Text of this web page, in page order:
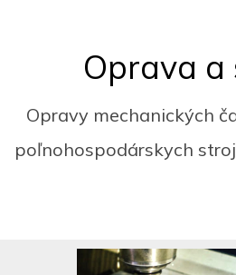
Oprava a
Opravy mechanických
poľnohospodárskych